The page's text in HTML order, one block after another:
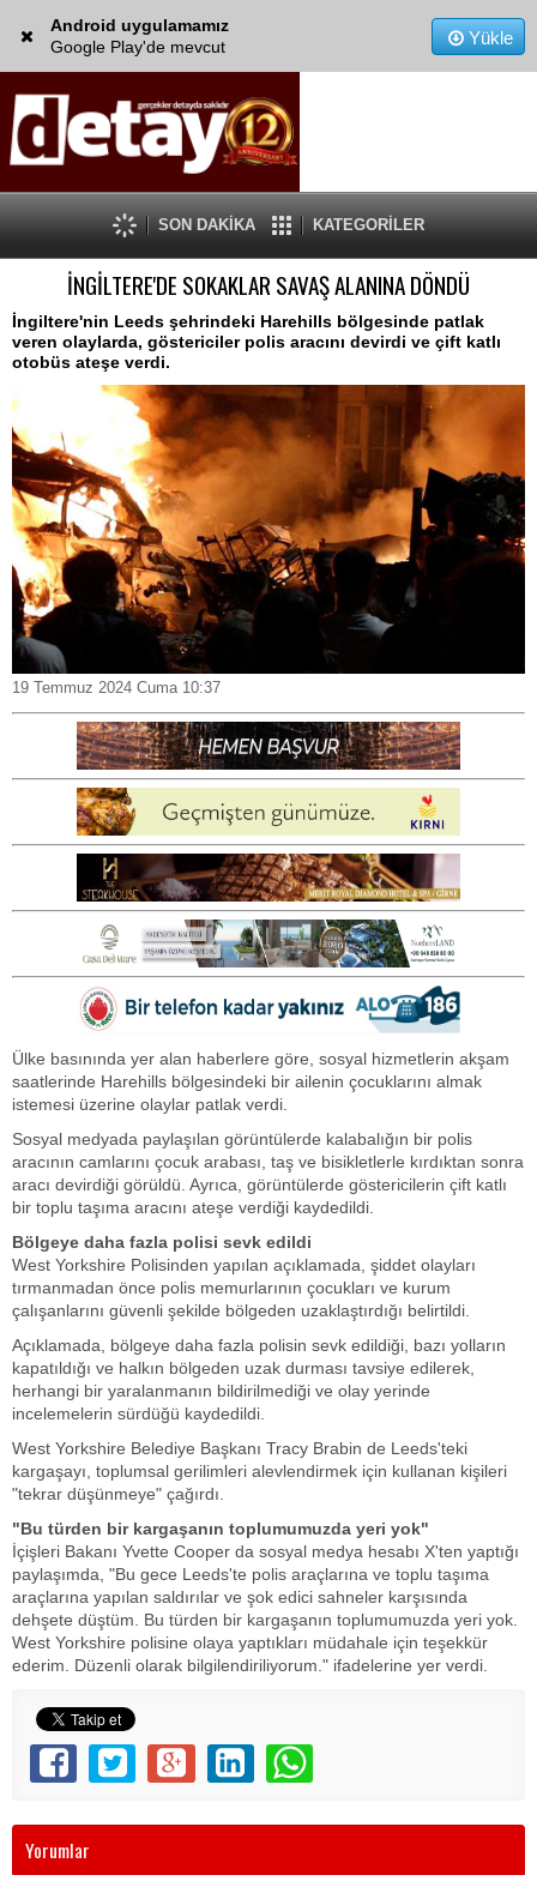
Android uygulamamız
Google Play'de mevcut
Yükle
SON DAKİKA KATEGORİLER
İNGİLTERE'DE SOKAKLAR SAVAŞ ALANINA DÖNDÜ
İngiltere'nin Leeds şehrindeki Harehills bölgesinde patlak
veren olaylarda, göstericiler polis aracını devirdi ve çift katlı
otobüs ateşe verdi.
19 Temmuz 2024 Cuma 10:37
Ülke basınında yer alan haberlere göre, sosyal hizmetlerin akşam
saatlerinde Harehills bölgesindeki bir ailenin çocuklarını almak
istemesi üzerine olaylar patlak verdi.
Sosyal medyada paylaşılan görüntülerde kalabalığın bir polis
aracının camlarını çocuk arabası, taş ve bisikletlerle kırdıktan sonra
aracı devirdiği görüldü. Ayrıca, görüntülerde göstericilerin çift katlı
bir toplu taşıma aracını ateşe verdiği kaydedildi.
Bölgeye daha fazla polisi sevk edildi
West Yorkshire Polisinden yapılan açıklamada, şiddet olayları
tırmanmadan önce polis memurlarının çocukları ve kurum
çalışanlarını güvenli şekilde bölgeden uzaklaştırdığı belirtildi.
Açıklamada, bölgeye daha fazla polisin sevk edildiği, bazı yolların
kapatıldığı ve halkın bölgeden uzak durması tavsiye edilerek,
herhangi bir yaralanmanın bildirilmediği ve olay yerinde
incelemelerin sürdüğü kaydedildi.
West Yorkshire Belediye Başkanı Tracy Brabin de Leeds'teki
kargaşayı, toplumsal gerilimleri alevlendirmek için kullanan kişileri
"tekrar düşünmeye" çağırdı.
"Bu türden bir kargaşanın toplumumuzda yeri yok"
İçişleri Bakanı Yvette Cooper da sosyal medya hesabı X'ten yaptığı
paylaşımda, "Bu gece Leeds'te polis araçlarına ve toplu taşıma
araçlarına yapılan saldırılar ve şok edici sahneler karşısında
dehşete düştüm. Bu türden bir kargaşanın toplumumuzda yeri yok.
West Yorkshire polisine olaya yaptıkları müdahale için teşekkür
ederim. Düzenli olarak bilgilendiriliyorum." ifadelerine yer verdi.
Yorumlar